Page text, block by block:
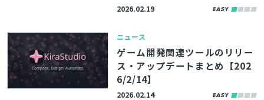
2026.02.19
ニュース
ゲーム開発関連ツールのリリー
ス・アップデートまとめ【202
6/2/14】
2026.02.14